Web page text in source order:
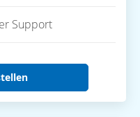
Support